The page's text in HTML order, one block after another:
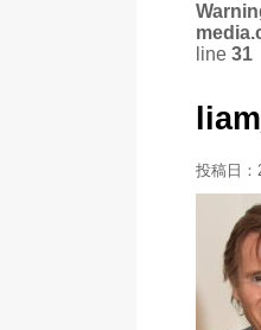
line 31
投稿日：